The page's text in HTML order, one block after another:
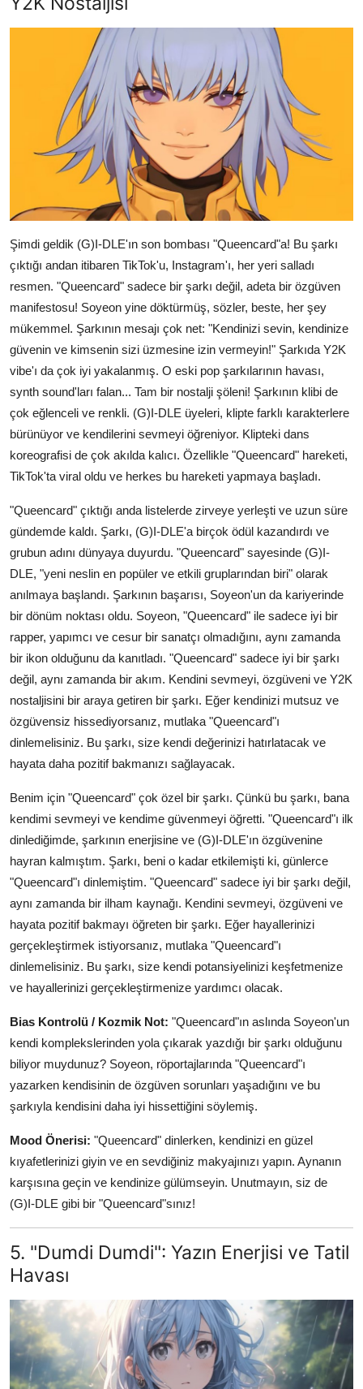
Şimdi geldik (G)I-DLE'ın son bombası "Queencard"a! Bu şarkı
çıktığı andan itibaren TikTok'u, Instagram'ı, her yeri salladı
resmen. "Queencard" sadece bir şarkı değil, adeta bir özgüven
manifestosu! Soyeon yine döktürmüş, sözler, beste, her şey
mükemmel. Şarkının mesajı çok net: "Kendinizi sevin, kendinize
güvenin ve kimsenin sizi üzmesine izin vermeyin!" Şarkıda Y2K
vibe'ı da çok iyi yakalanmış. O eski pop şarkılarının havası,
synth sound'ları falan... Tam bir nostalji şöleni! Şarkının klibi de
çok eğlenceli ve renkli. (G)I-DLE üyeleri, klipte farklı karakterlere
bürünüyor ve kendilerini sevmeyi öğreniyor. Klipteki dans
koreografisi de çok akılda kalıcı. Özellikle "Queencard" hareketi,
TikTok'ta viral oldu ve herkes bu hareketi yapmaya başladı.
"Queencard" çıktığı anda listelerde zirveye yerleşti ve uzun süre
gündemde kaldı. Şarkı, (G)I-DLE'a birçok ödül kazandırdı ve
grubun adını dünyaya duyurdu. "Queencard" sayesinde (G)I-
DLE, "yeni neslin en popüler ve etkili gruplarından biri" olarak
anılmaya başlandı. Şarkının başarısı, Soyeon'un da kariyerinde
bir dönüm noktası oldu. Soyeon, "Queencard" ile sadece iyi bir
rapper, yapımcı ve cesur bir sanatçı olmadığını, aynı zamanda
bir ikon olduğunu da kanıtladı. "Queencard" sadece iyi bir şarkı
değil, aynı zamanda bir akım. Kendini sevmeyi, özgüveni ve Y2K
nostaljisini bir araya getiren bir şarkı. Eğer kendinizi mutsuz ve
özgüvensiz hissediyorsanız, mutlaka "Queencard"ı
dinlemelisiniz. Bu şarkı, size kendi değerinizi hatırlatacak ve
hayata daha pozitif bakmanızı sağlayacak.
Benim için "Queencard" çok özel bir şarkı. Çünkü bu şarkı, bana
kendimi sevmeyi ve kendime güvenmeyi öğretti. "Queencard"ı ilk
dinlediğimde, şarkının enerjisine ve (G)I-DLE'ın özgüvenine
hayran kalmıştım. Şarkı, beni o kadar etkilemişti ki, günlerce
"Queencard"ı dinlemiştim. "Queencard" sadece iyi bir şarkı değil,
aynı zamanda bir ilham kaynağı. Kendini sevmeyi, özgüveni ve
hayata pozitif bakmayı öğreten bir şarkı. Eğer hayallerinizi
gerçekleştirmek istiyorsanız, mutlaka "Queencard"ı
dinlemelisiniz. Bu şarkı, size kendi potansiyelinizi keşfetmenize
ve hayallerinizi gerçekleştirmenize yardımcı olacak.
Bias Kontrolü / Kozmik Not: "Queencard"ın aslında Soyeon'un
kendi komplekslerinden yola çıkarak yazdığı bir şarkı olduğunu
biliyor muydunuz? Soyeon, röportajlarında "Queencard"ı
yazarken kendisinin de özgüven sorunları yaşadığını ve bu
şarkıyla kendisini daha iyi hissettiğini söylemiş.
Mood Önerisi: "Queencard" dinlerken, kendinizi en güzel
kıyafetlerinizi giyin ve en sevdiğiniz makyajınızı yapın. Aynanın
karşısına geçin ve kendinize gülümseyin. Unutmayın, siz de
(G)I-DLE gibi bir "Queencard"sınız!
5. "Dumdi Dumdi": Yazın Enerjisi ve Tatil
Havası